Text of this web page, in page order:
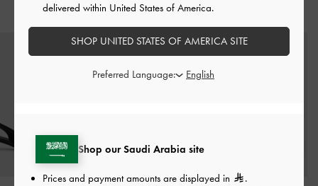
قد يعجبك آيضاً
Shop our Saudi Arabia site
Prices and payment amounts are displayed in
.
delivered within United States of America.
SHOP UNITED STATES OF AMERICA SITE
Preferred Language: